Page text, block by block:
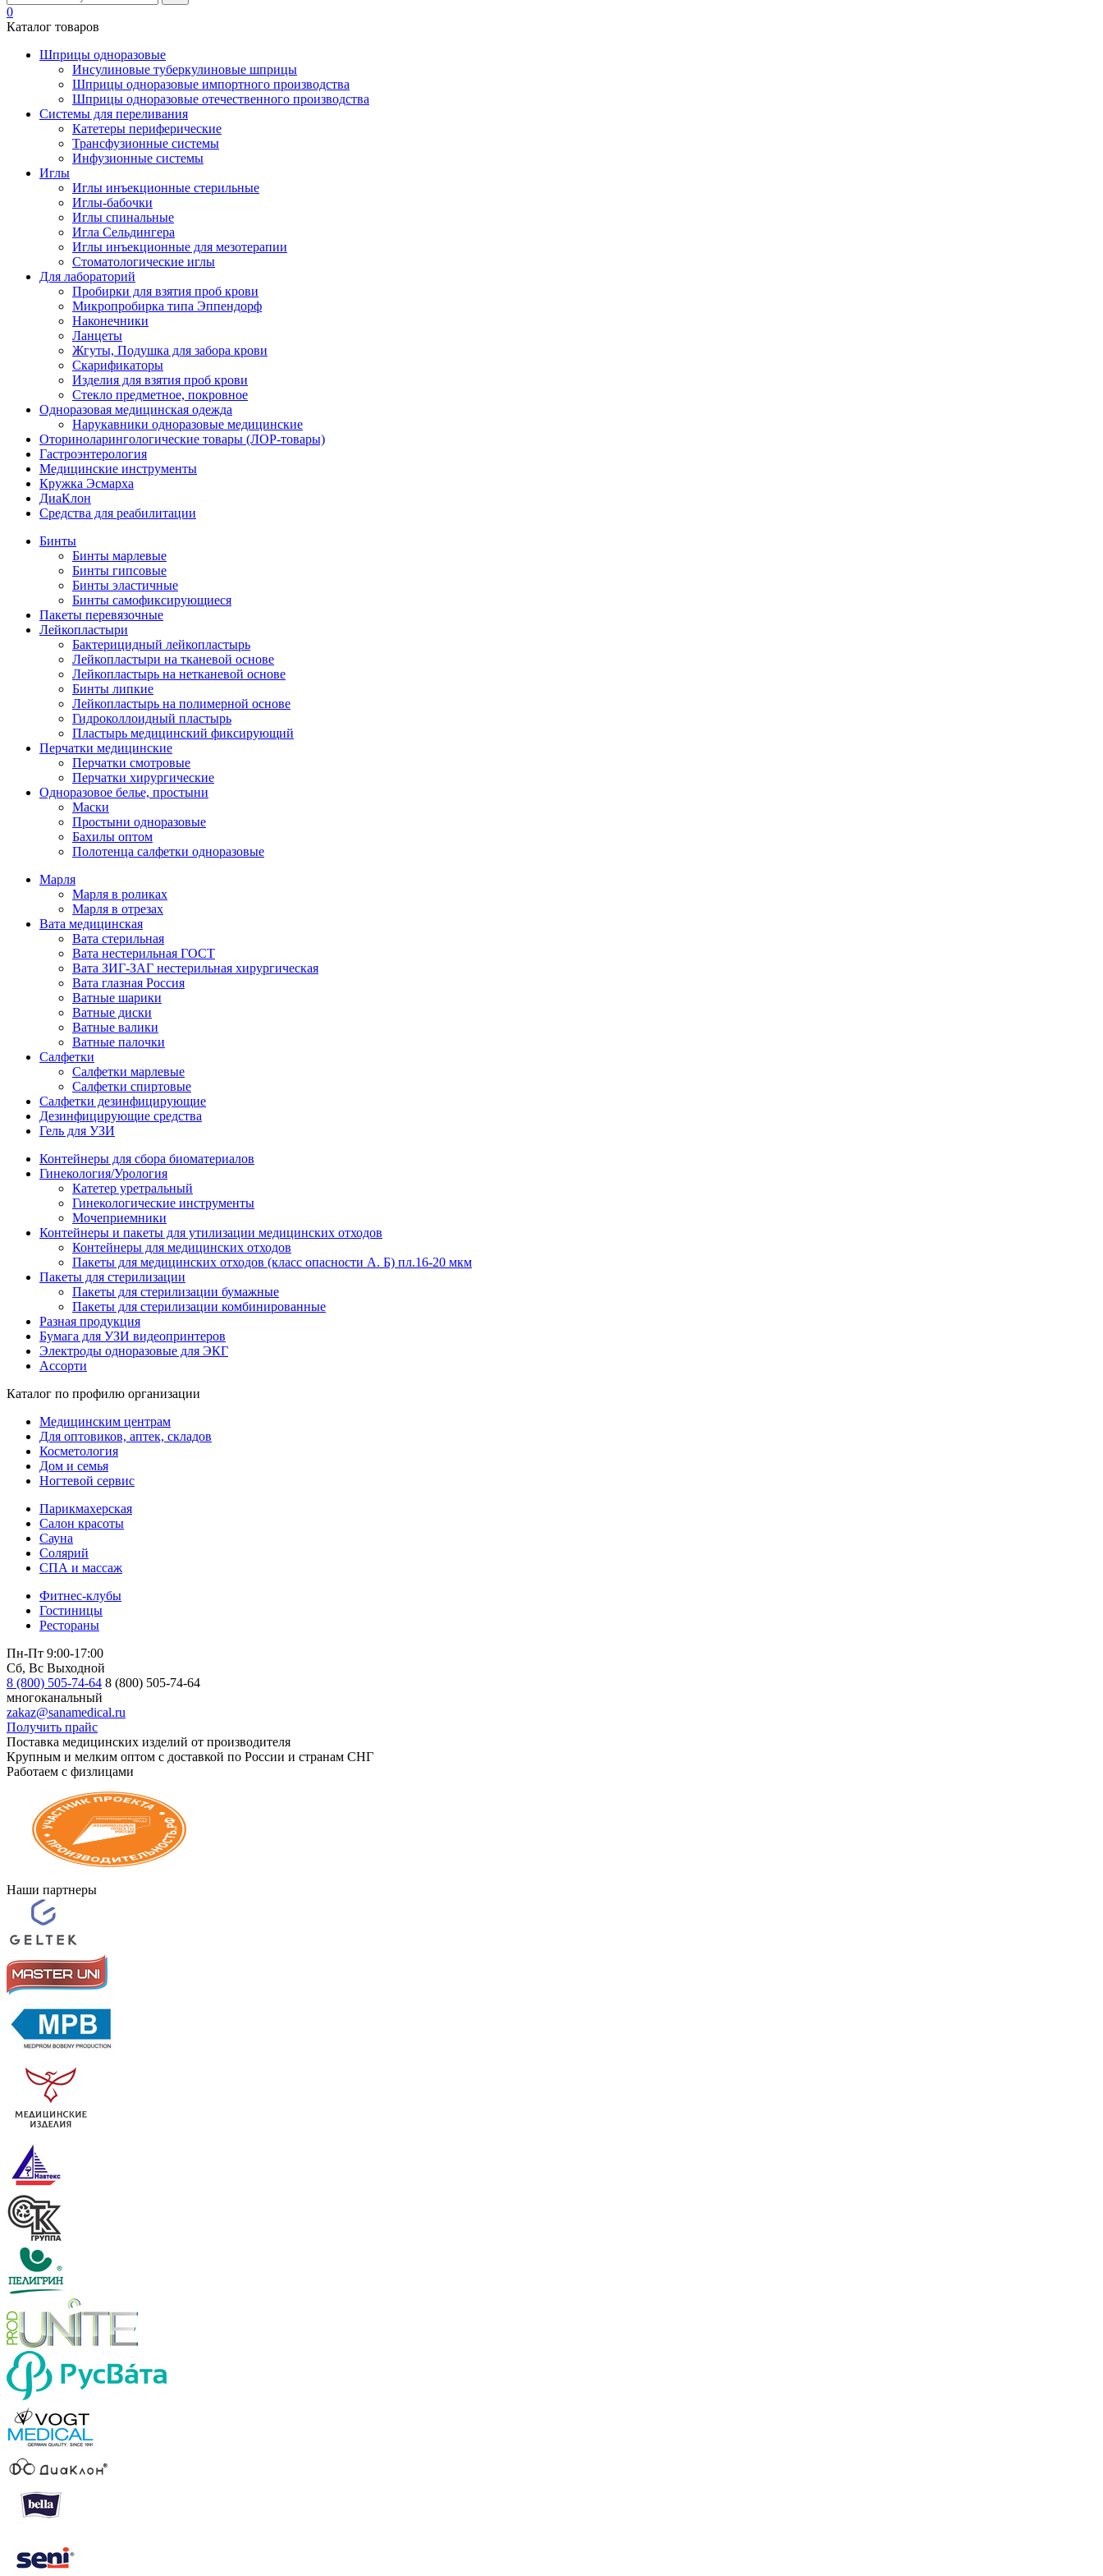
0
Каталог товаров
Шприцы одноразовые
Инсулиновые туберкулиновые шприцы
Шприцы одноразовые импортного производства
Шприцы одноразовые отечественного производства
Системы для переливания
Катетеры периферические
Трансфузионные системы
Инфузионные системы
Иглы
Иглы инъекционные стерильные
Иглы-бабочки
Иглы спинальные
Игла Сельдингера
Иглы инъекционные для мезотерапии
Стоматологические иглы
Для лабораторий
Пробирки для взятия проб крови
Микропробирка типа Эппендорф
Наконечники
Ланцеты
Жгуты, Подушка для забора крови
Скарификаторы
Изделия для взятия проб крови
Стекло предметное, покровное
Одноразовая медицинская одежда
Нарукавники одноразовые медицинские
Оториноларингологические товары (ЛОР-товары)
Гастроэнтерология
Медицинские инструменты
Кружка Эсмарха
ДиаКлон
Средства для реабилитации
Бинты
Бинты марлевые
Бинты гипсовые
Бинты эластичные
Бинты самофиксирующиеся
Пакеты перевязочные
Лейкопластыри
Бактерицидный лейкопластырь
Лейкопластыри на тканевой основе
Лейкопластырь на нетканевой основе
Бинты липкие
Лейкопластырь на полимерной основе
Гидроколлоидный пластырь
Пластырь медицинский фиксирующий
Перчатки медицинские
Перчатки смотровые
Перчатки хирургические
Одноразовое белье, простыни
Маски
Простыни одноразовые
Бахилы оптом
Полотенца салфетки одноразовые
Марля
Марля в роликах
Марля в отрезах
Вата медицинская
Вата стерильная
Вата нестерильная ГОСТ
Вата ЗИГ-ЗАГ нестерильная хирургическая
Вата глазная Россия
Ватные шарики
Ватные диски
Ватные валики
Ватные палочки
Салфетки
Салфетки марлевые
Салфетки спиртовые
Салфетки дезинфицирующие
Дезинфицирующие средства
Гель для УЗИ
Контейнеры для сбора биоматериалов
Гинекология/Урология
Катетер уретральный
Гинекологические инструменты
Мочеприемники
Контейнеры и пакеты для утилизации медицинских отходов
Контейнеры для медицинских отходов
Пакеты для медицинских отходов (класс опасности А. Б) пл.16-20 мкм
Пакеты для стерилизации
Пакеты для стерилизации бумажные
Пакеты для стерилизации комбинированные
Разная продукция
Бумага для УЗИ видеопринтеров
Электроды одноразовые для ЭКГ
Ассорти
Каталог по профилю организации
Медицинским центрам
Для оптовиков, аптек, складов
Косметология
Дом и семья
Ногтевой сервис
Парикмахерская
Салон красоты
Сауна
Солярий
СПА и массаж
Фитнес-клубы
Гостиницы
Рестораны
Пн-Пт 9:00-17:00
Сб, Вс Выходной
8 (800) 505-74-64 8 (800) 505-74-64
многоканальный
zakaz@sanamedical.ru
Получить прайс
Поставка медицинских изделий от производителя
Крупным и мелким оптом с доставкой по России и странам СНГ
Работаем с физлицами
Наши партнеры